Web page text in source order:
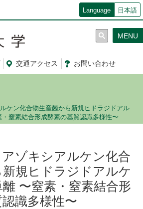
Language 日本語
交通アクセス お問い合わせ
MENU
ケン化合物生産菌から新規ヒドラジドアル
窒素結合形成酵素の基質認識多様性〜
アゾキシアルケン化合
規ヒドラジドアルケ
〜窒素・窒素結合形
識多様性〜